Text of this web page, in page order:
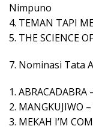
Nimpuno
4. TEMAN TAPI
5. THE SCIENCE
7. Nominasi Tata
1. ABRACADABRA
2. MANGKUJIWO
3. MEKAH I’M